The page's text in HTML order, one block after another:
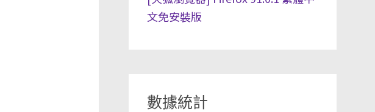
文免安裝版
數據統計